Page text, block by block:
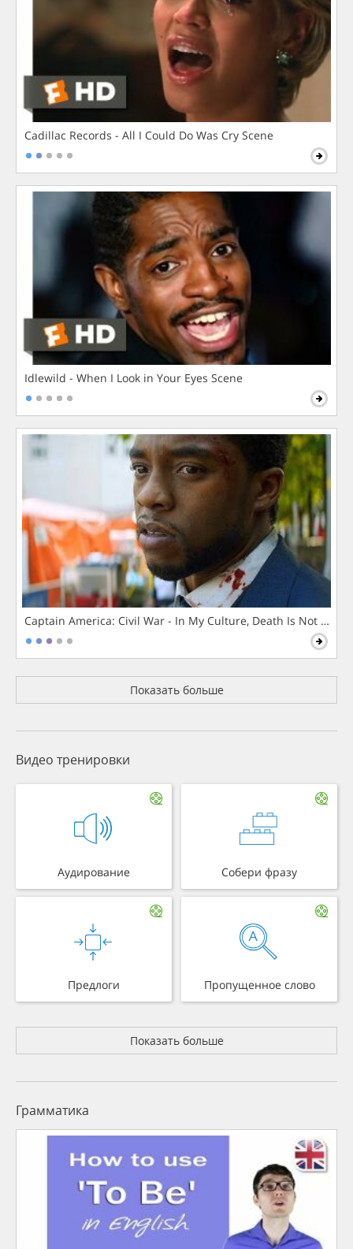
Cadillac Records - All I Could Do Was Cry Scene
Idlewild - When I Look in Your Eyes Scene
Captain America: Civil War - In My Culture, Death Is Not The
Показать больше
Видео тренировки
Аудирование Собери фразу
Предлоги Пропущенное слово
Показать больше
Грамматика